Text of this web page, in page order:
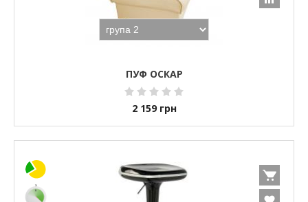
ПУФ ОСКАР
2 159 грн